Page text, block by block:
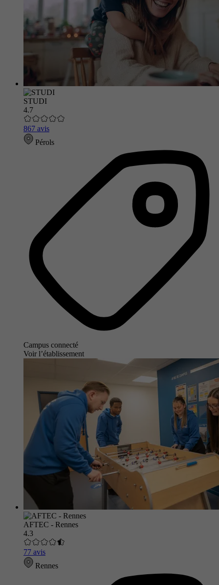
STUDI
4.7
867 avis
Pérols
Campus connecté
Voir l’établissement
AFTEC - Rennes
4.3
77 avis
Rennes